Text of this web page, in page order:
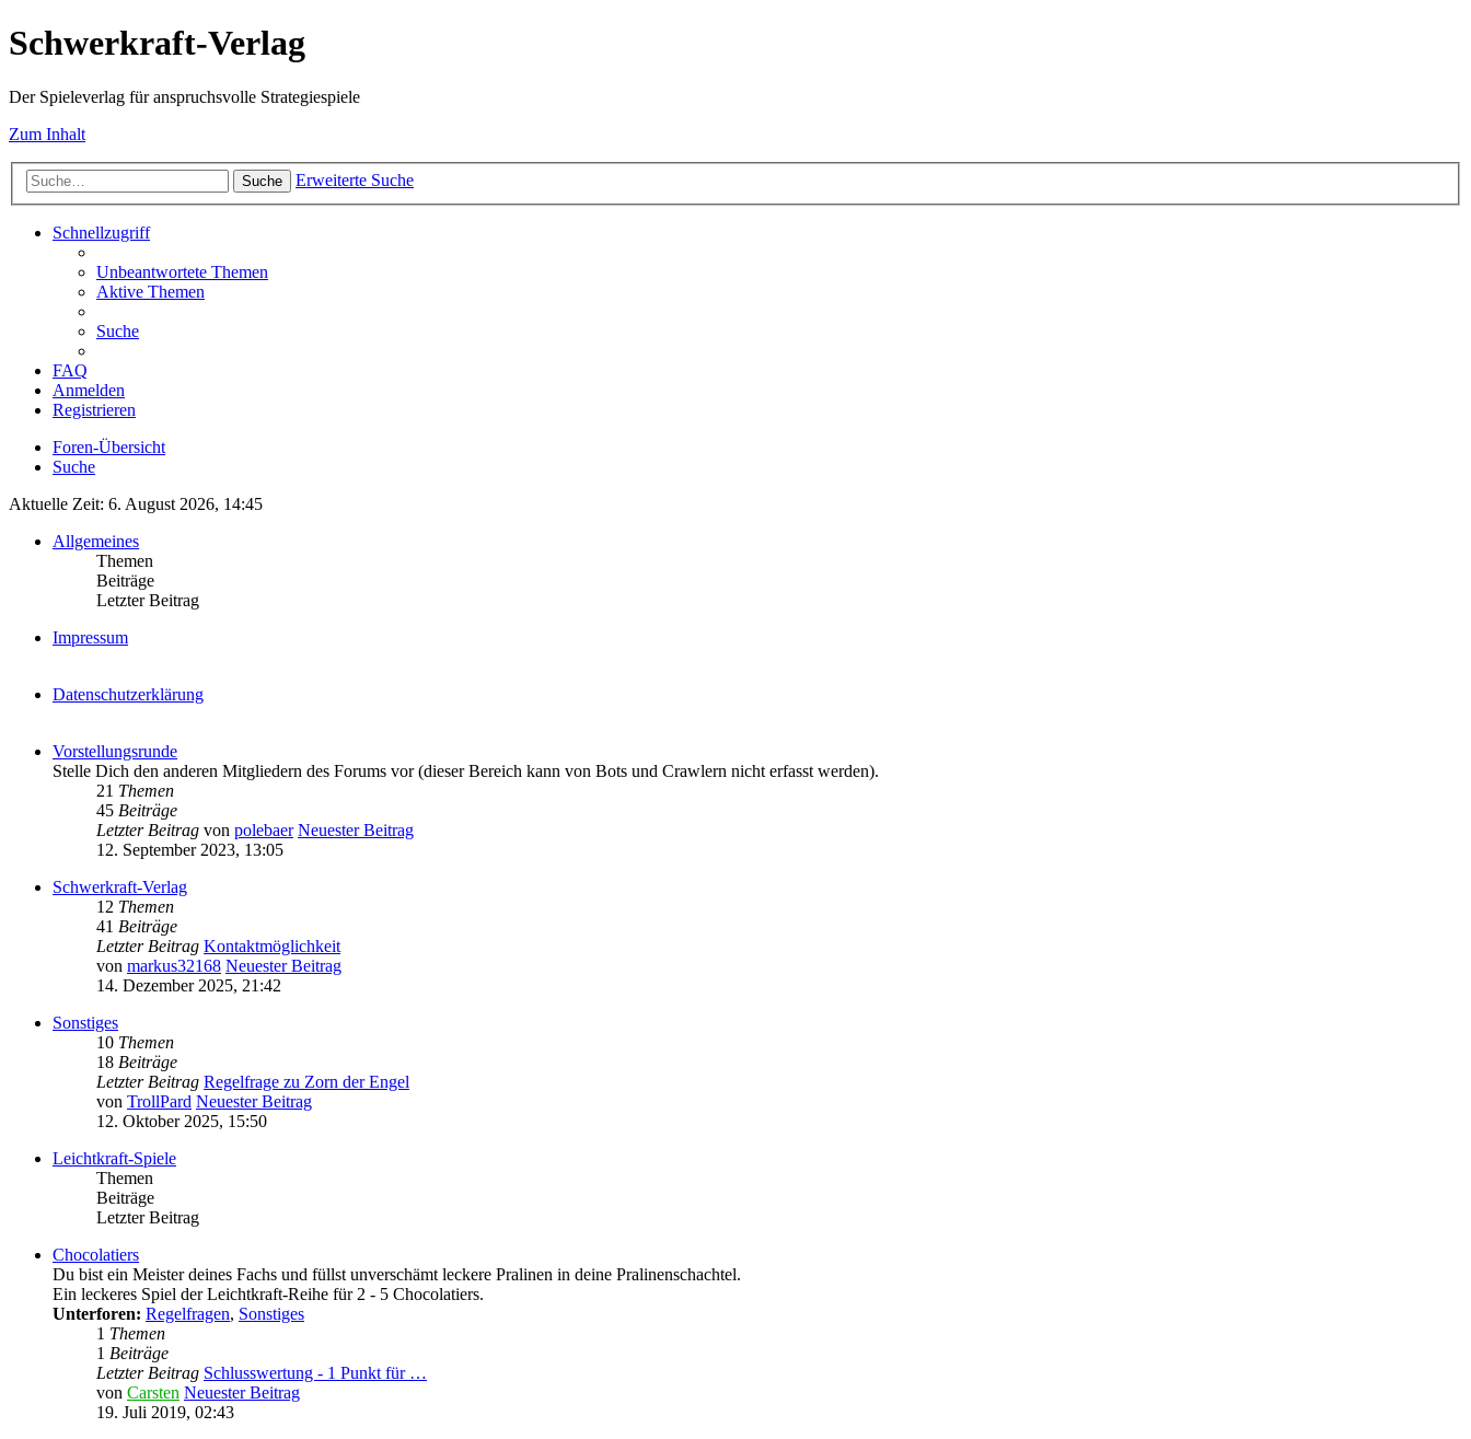
Schwerkraft-Verlag
Der Spieleverlag für anspruchsvolle Strategiespiele
Zum Inhalt
Suche Erweiterte Suche
Schnellzugriff
Unbeantwortete Themen
Aktive Themen
Suche
FAQ
Anmelden
Registrieren
Foren-Übersicht
Suche
Aktuelle Zeit: 6. August 2026, 14:45
Allgemeines
Themen
Beiträge
Letzter Beitrag
Impressum
Datenschutzerklärung
Vorstellungsrunde
Stelle Dich den anderen Mitgliedern des Forums vor (dieser Bereich kann von Bots und Crawlern nicht erfasst werden).
21 Themen
45 Beiträge
Letzter Beitrag von polebaer Neuester Beitrag
12. September 2023, 13:05
Schwerkraft-Verlag
12 Themen
41 Beiträge
Letzter Beitrag Kontaktmöglichkeit
von markus32168 Neuester Beitrag
14. Dezember 2025, 21:42
Sonstiges
10 Themen
18 Beiträge
Letzter Beitrag Regelfrage zu Zorn der Engel
von TrollPard Neuester Beitrag
12. Oktober 2025, 15:50
Leichtkraft-Spiele
Themen
Beiträge
Letzter Beitrag
Chocolatiers
Du bist ein Meister deines Fachs und füllst unverschämt leckere Pralinen in deine Pralinenschachtel.
Ein leckeres Spiel der Leichtkraft-Reihe für 2 - 5 Chocolatiers.
Unterforen: Regelfragen, Sonstiges
1 Themen
1 Beiträge
Letzter Beitrag Schlusswertung - 1 Punkt für …
von Carsten Neuester Beitrag
19. Juli 2019, 02:43